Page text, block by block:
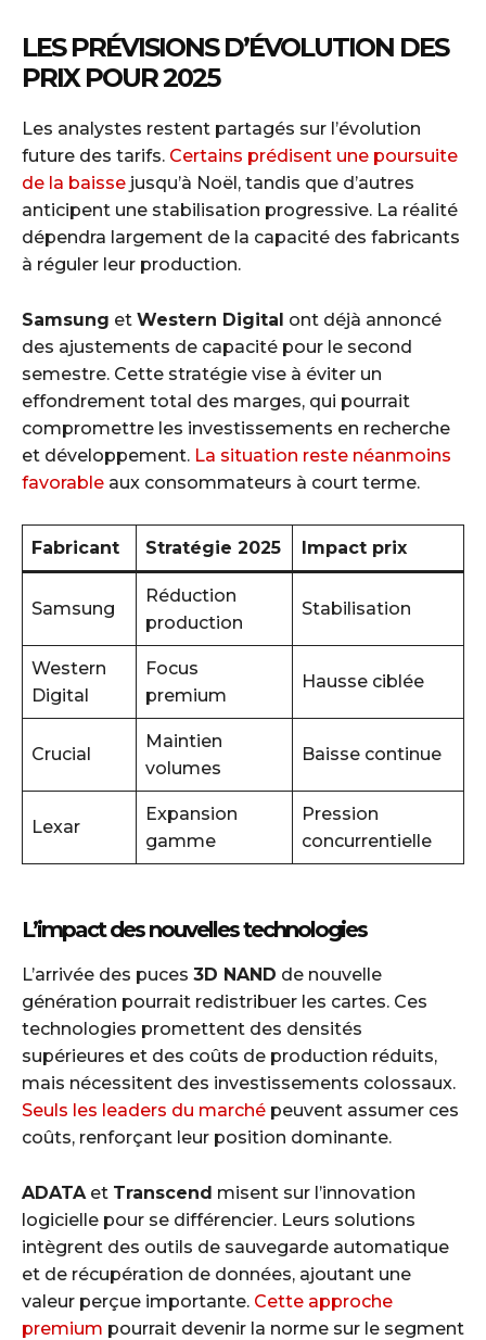
LES PRÉVISIONS D’ÉVOLUTION DES
PRIX POUR 2025
Les analystes restent partagés sur l’évolution
future des tarifs. Certains prédisent une poursuite
de la baisse jusqu’à Noël, tandis que d’autres
anticipent une stabilisation progressive. La réalité
dépendra largement de la capacité des fabricants
à réguler leur production.
Samsung et Western Digital ont déjà annoncé
des ajustements de capacité pour le second
semestre. Cette stratégie vise à éviter un
effondrement total des marges, qui pourrait
compromettre les investissements en recherche
et développement. La situation reste néanmoins
favorable aux consommateurs à court terme.
Fabricant Stratégie 2025 Impact prix
Samsung
Réduction
production
Stabilisation
Western
Digital
Focus
premium
Hausse ciblée
Crucial
Maintien
volumes
Baisse continue
Lexar
Expansion
gamme
Pression
concurrentielle
L’impact des nouvelles technologies
L’arrivée des puces 3D NAND de nouvelle
génération pourrait redistribuer les cartes. Ces
technologies promettent des densités
supérieures et des coûts de production réduits,
mais nécessitent des investissements colossaux.
Seuls les leaders du marché peuvent assumer ces
coûts, renforçant leur position dominante.
ADATAet Transcend misent sur l’innovation
logicielle pour se différencier. Leurs solutions
intègrent des outils de sauvegarde automatique
et de récupération de données, ajoutant une
valeur perçue importante. Cette approche
premium pourrait devenir la norme sur le segment